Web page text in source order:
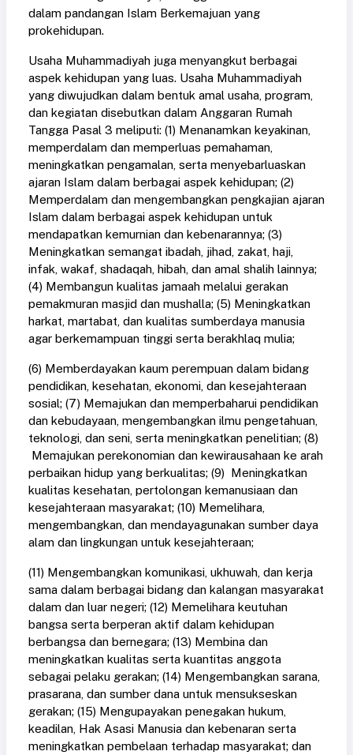
dalam pandangan Islam Berkemajuan yang
prokehidupan.
Usaha Muhammadiyah juga menyangkut berbagai
aspek kehidupan yang luas. Usaha Muhammadiyah
yang diwujudkan dalam bentuk amal usaha, program,
dan kegiatan disebutkan dalam Anggaran Rumah
Tangga Pasal 3 meliputi: (1) Menanamkan keyakinan,
memperdalam dan memperluas pemahaman,
meningkatkan pengamalan, serta menyebarluaskan
ajaran Islam dalam berbagai aspek kehidupan; (2)
Memperdalam dan mengembangkan pengkajian ajaran
Islam dalam berbagai aspek kehidupan untuk
mendapatkan kemurnian dan kebenarannya; (3)
Meningkatkan semangat ibadah, jihad, zakat, haji,
infak, wakaf, shadaqah, hibah, dan amal shalih lainnya;
(4) Membangun kualitas jamaah melalui gerakan
pemakmuran masjid dan mushalla; (5) Meningkatkan
harkat, martabat, dan kualitas sumberdaya manusia
agar berkemampuan tinggi serta berakhlaq mulia;
(6) Memberdayakan kaum perempuan dalam bidang
pendidikan, kesehatan, ekonomi, dan kesejahteraan
sosial; (7) Memajukan dan memperbaharui pendidikan
dan kebudayaan, mengembangkan ilmu pengetahuan,
teknologi, dan seni, serta meningkatkan penelitian; (8)
Memajukan perekonomian dan kewirausahaan ke arah
perbaikan hidup yang berkualitas; (9) Meningkatkan
kualitas kesehatan, pertolongan kemanusiaan dan
kesejahteraan masyarakat; (10) Memelihara,
mengembangkan, dan mendayagunakan sumber daya
alam dan lingkungan untuk kesejahteraan;
(11) Mengembangkan komunikasi, ukhuwah, dan kerja
sama dalam berbagai bidang dan kalangan masyarakat
dalam dan luar negeri; (12) Memelihara keutuhan
bangsa serta berperan aktif dalam kehidupan
berbangsa dan bernegara; (13) Membina dan
meningkatkan kualitas serta kuantitas anggota
sebagai pelaku gerakan; (14) Mengembangkan sarana,
prasarana, dan sumber dana untuk mensukseskan
gerakan; (15) Mengupayakan penegakan hukum,
keadilan, Hak Asasi Manusia dan kebenaran serta
meningkatkan pembelaan terhadap masyarakat; dan